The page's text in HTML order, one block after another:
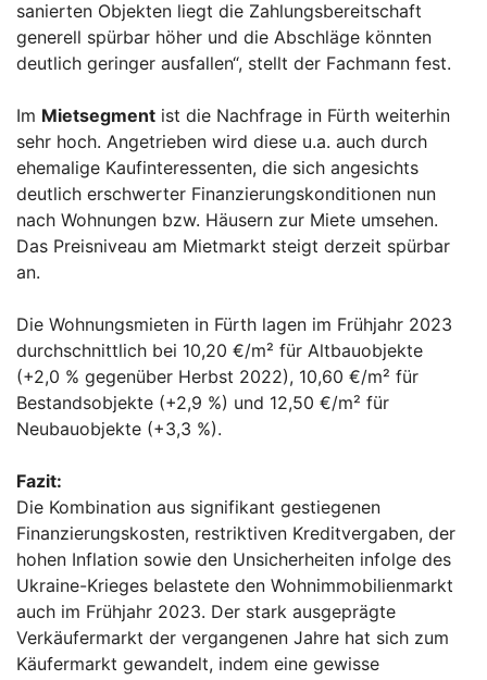
sanierten Objekten liegt die Zahlungsbereitschaft
generell spürbar höher und die Abschläge könnten
deutlich geringer ausfallen“, stellt der Fachmann fest.
Im Mietsegment ist die Nachfrage in Fürth weiterhin
sehr hoch. Angetrieben wird diese u.a. auch durch
ehemalige Kaufinteressenten, die sich angesichts
deutlich erschwerter Finanzierungskonditionen nun
nach Wohnungen bzw. Häusern zur Miete umsehen.
Das Preisniveau am Mietmarkt steigt derzeit spürbar
an.
Die Wohnungsmieten in Fürth lagen im Frühjahr 2023
durchschnittlich bei 10,20 €/m² für Altbauobjekte
(+2,0 % gegenüber Herbst 2022), 10,60 €/m² für
Bestandsobjekte (+2,9 %) und 12,50 €/m² für
Neubauobjekte (+3,3 %).
Fazit:
Die Kombination aus signifikant gestiegenen
Finanzierungskosten, restriktiven Kreditvergaben, der
hohen Inflation sowie den Unsicherheiten infolge des
Ukraine-Krieges belastete den Wohnimmobilienmarkt
auch im Frühjahr 2023. Der stark ausgeprägte
Verkäufermarkt der vergangenen Jahre hat sich zum
Käufermarkt gewandelt, indem eine gewisse